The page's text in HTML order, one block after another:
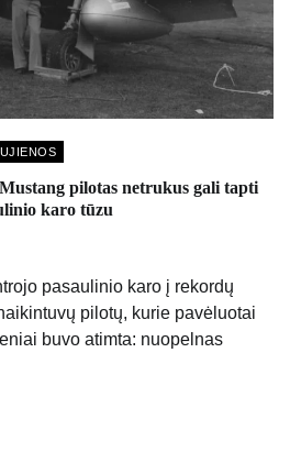
pilotas netrukus gali tapti
karo tūzu
pasaulinio karo į rekordų
pilotų, kurie pavėluotai
buvo atimta: nuopelnas